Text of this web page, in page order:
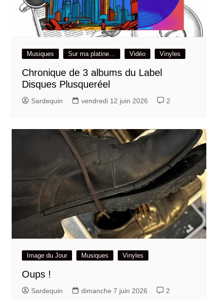
Musiques Sur ma platine… Vidéo Vinyles
Chronique de 3 albums du Label
Disques Plusqueréel
Sardequin vendredi 12 juin 2026 2
Image du Jour Musiques Vinyles
Oups !
Sardequin dimanche 7 juin 2026 2